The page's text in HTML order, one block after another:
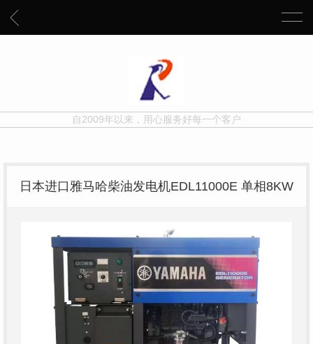
自2009年以来，用心服务好每一个客户
日本进口雅马哈柴油发电机EDL11000E 单相8KW